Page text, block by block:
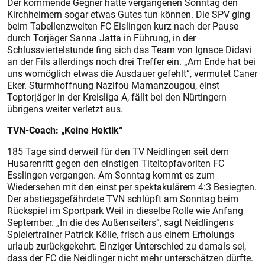
Kirchheimern sogar etwas Gutes tun können. Die SPV ging
beim Tabellenzweiten FC Eislingen kurz nach der Pause
durch Torjäger Sanna Jatta in Führung, in der
Schlussviertelstunde fing sich das Team von Ignace Didavi
an der Fils allerdings noch drei Treffer ein. „Am Ende hat bei
uns womöglich etwas die Ausdauer gefehlt“, vermutet Caner
Eker. Sturmhoffnung Nazifou Mamanzougou, einst
Toptorjäger in der Kreisliga A, fällt bei den Nürtingern
übrigens weiter verletzt aus.
TVN-Coach: „Keine Hektik“
185 Tage sind derweil für den TV Neidlingen seit dem
Husarenritt gegen den einstigen Titeltopfavoriten FC
Esslingen vergangen. Am Sonntag kommt es zum
Wiedersehen mit den einst per spektakulärem 4:3 Besiegten.
Der abstiegsgefährdete TVN schlüpft am Sonntag beim
Rückspiel im Sportpark Weil in dieselbe Rolle wie Anfang
September. „In die des Außenseiters“, sagt Neidlingens
Spielertrainer Patrick Kölle, frisch aus einem Erholungs
urlaub zurückgekehrt. Einziger Unterschied zu damals sei,
dass der FC die Neidlinger nicht mehr unterschätzen dürfte.